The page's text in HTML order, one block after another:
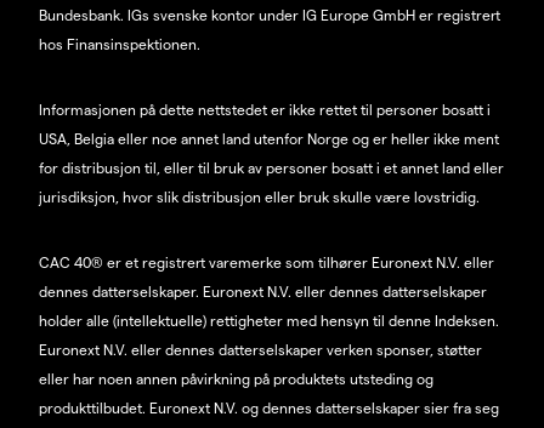
Bundesbank. IGs svenske kontor under IG Europe GmbH er registrert
hos Finansinspektionen.
Informasjonen på dette nettstedet er ikke rettet til personer bosatt i
USA, Belgia eller noe annet land utenfor Norge og er heller ikke ment
for distribusjon til, eller til bruk av personer bosatt i et annet land eller
jurisdiksjon, hvor slik distribusjon eller bruk skulle være lovstridig.
CAC 40® er et registrert varemerke som tilhører Euronext N.V. eller
dennes datterselskaper. Euronext N.V. eller dennes datterselskaper
holder alle (intellektuelle) rettigheter med hensyn til denne Indeksen.
Euronext N.V. eller dennes datterselskaper verken sponser, støtter
eller har noen annen påvirkning på produktets utsteding og
produkttilbudet. Euronext N.V. og dennes datterselskaper sier fra seg